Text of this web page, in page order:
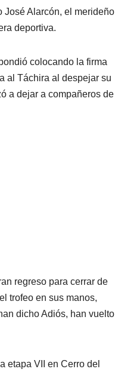
José Alarcón, el merideño
deportiva.
colocando la firma
al Táchira al despejar su
a dejar a compañeros de
regreso para cerrar de
trofeo en sus manos,
dicho Adiós, han vuelto
etapa VII en Cerro del